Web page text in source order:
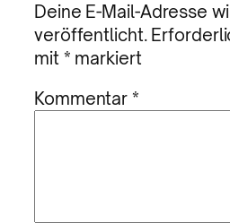
Deine E-Mail-Adresse
veröffentlicht.
mit * markiert
Kommentar*